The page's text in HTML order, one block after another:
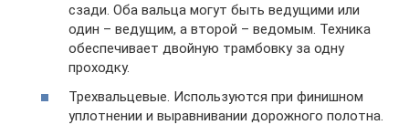
сзади. Оба вальца могут быть ведущими или
один – ведущим, а второй – ведомым. Техника
обеспечивает двойную трамбовку за одну
проходку.
Трехвальцевые. Используются при финишном
уплотнении и выравнивании дорожного полотна.